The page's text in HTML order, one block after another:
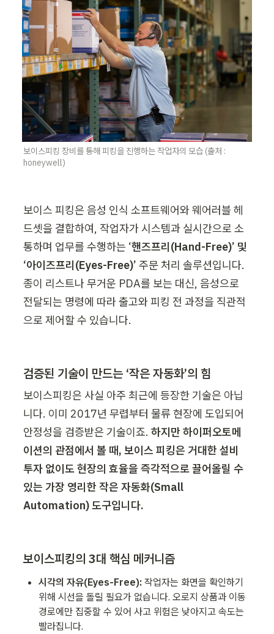
보이스피킹 장비를 통해 피킹을 진행하는 작업자의 모습 (출처 :
honeywell)
보이스 피킹은 음성 인식 소프트웨어와 웨어러블 헤
드셋을 결합하여, 작업자가 시스템과 실시간으로 소
통하며 업무를 수행하는 ‘핸즈프리(Hand-Free)’ 및
‘아이즈프리(Eyes-Free)’ 주문 처리 솔루션입니다.
종이 리스트나 무거운 PDA를 보는 대신, 음성으로
전달되는 명령에 따라 출고와 피킹 전 과정을 직관적
으로 제어할 수 있습니다.
검증된 기술이 만드는 ‘작은 자동화’의 힘
보이스피킹은 사실 아주 최근에 등장한 기술은 아닙
니다. 이미 2017년 무렵부터 물류 현장에 도입되어
안정성을 검증받은 기술이죠. 하지만 하이퍼오토메
이션의 관점에서 볼 때, 보이스 피킹은 거대한 설비
투자 없이도 현장의 효율을 즉각적으로 끌어올릴 수
있는 가장 영리한 작은 자동화(Small
Automation) 도구입니다.
보이스피킹의 3대 핵심 메커니즘
시각의 자유(Eyes-Free): 작업자는 화면을 확인하기
위해 시선을 돌릴 필요가 없습니다. 오로지 상품과 이동
경로에만 집중할 수 있어 사고 위험은 낮아지고 속도는
빨라집니다.